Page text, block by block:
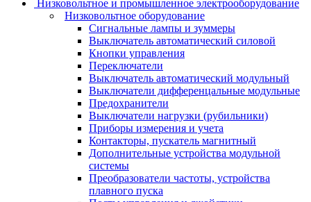
Низковольтное и промышленное электрооборудование
Низковольтное оборудование
Сигнальные лампы и зуммеры
Выключатель автоматический силовой
Кнопки управления
Переключатели
Выключатель автоматический модульный
Выключатели дифференцальные модульные
Предохранители
Выключатели нагрузки (рубильники)
Приборы измерения и учета
Контакторы, пускатель магнитный
Дополнительные устройства модульной
системы
Преобразователи частоты, устройства
плавного пуска